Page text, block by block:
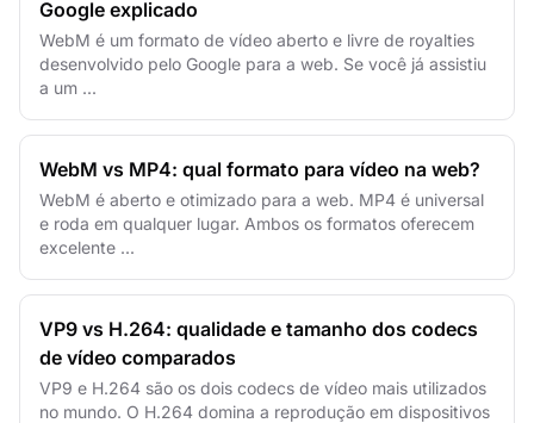
Google explicado
WebM é um formato de vídeo aberto e livre de royalties
desenvolvido pelo Google para a web. Se você já assistiu
a um ...
WebM vs MP4: qual formato para vídeo na web?
WebM é aberto e otimizado para a web. MP4 é universal
e roda em qualquer lugar. Ambos os formatos oferecem
excelente ...
VP9 vs H.264: qualidade e tamanho dos codecs
de vídeo comparados
VP9 e H.264 são os dois codecs de vídeo mais utilizados
no mundo. O H.264 domina a reprodução em dispositivos